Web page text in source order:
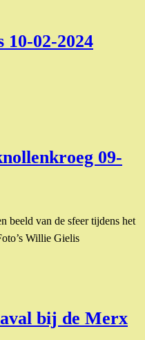
10-02-2024
09-
beeld van de sfeer tijdens het
Willie Gielis
bij de Merx